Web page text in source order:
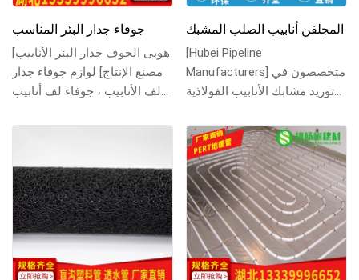
جوفاء جدار البئر المناسب
مصنع الإنتاج] لوازم جوفاء جدار
لف الأنابيب ، جوفاء لف أنابيب
المجلفن أنابيب الصلب المشبك
[Hubei Pipeline
Manufacturers] متخصصون في
توريد مشابك الأنابيب الفولاذية
المختلفة ، وموردي ال...